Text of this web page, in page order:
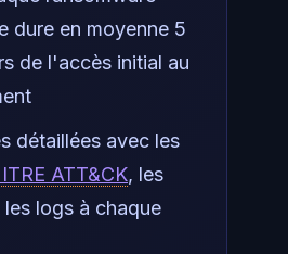
dure en moyenne 5
de l'accès initial au
détaillées avec les
ATT&CK, les
les logs à chaque